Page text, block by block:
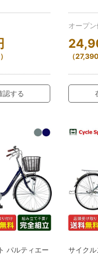
認する
オープン
（27,390
パルティエー
サイク